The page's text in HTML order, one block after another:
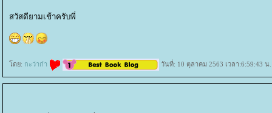
สวัสดียามเช้าครับพี่
ดย: กะว่าก๋า วันที่: 10 ตุลาคม 2563 เวลา:6:59:43 น.